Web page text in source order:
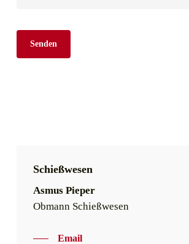
Schießwesen
Asmus Pieper
Obmann Schießwesen
Email